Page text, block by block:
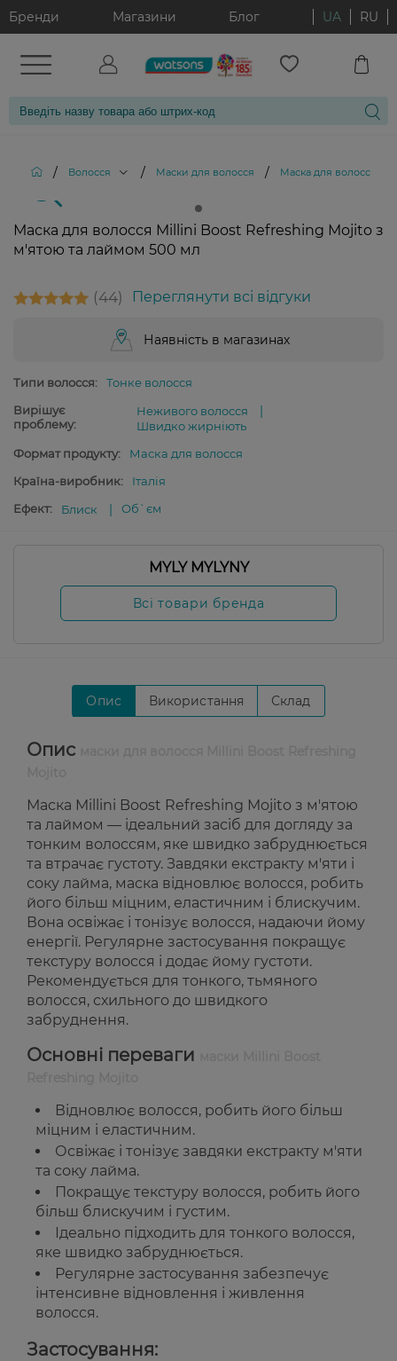
Бренди Магазини Блог UA RU
/ Волосся / Маски для волосся / Маска для волосся
Маска для волосся Millini Boost Refreshing Mojito з
м'ятою та лаймом 500 мл
44 Переглянути всі відгуки
Наявність в магазинах
Типи волосся:
Тонке волосся
Вирішує
проблему:
Неживого волосся
Швидко жирніють
Формат продукту:
Маска для волосся
Країна-виробник:
Італія
Ефект:
Блиск Об`єм
MYLY MYLYNY
Всі товари бренда
Опис Використання Склад
Опис
Маска Millini Boost Refreshing Mojito з м'ятою
та лаймом — ідеальний засіб для догляду за
тонким волоссям, яке швидко забруднюється
та втрачає густоту. Завдяки екстракту м'яти і
соку лайма, маска відновлює волосся, робить
його більш міцним, еластичним і блискучим.
Вона освіжає і тонізує волосся, надаючи йому
енергії. Регулярне застосування покращує
текстуру волосся і додає йому густоти.
Рекомендується для тонкого, тьмяного
волосся, схильного до швидкого
забруднення.
Основні переваги
Відновлює волосся, робить його більш
міцним і еластичним.
Освіжає і тонізує завдяки екстракту м'яти
та соку лайма.
Покращує текстуру волосся, робить його
більш блискучим і густим.
Ідеально підходить для тонкого волосся,
яке швидко забруднюється.
Регулярне застосування забезпечує
інтенсивне відновлення і живлення
волосся.
Застосування: